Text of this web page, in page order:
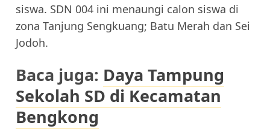
siswa. SDN 004 ini menaungi calon siswa di
zona Tanjung Sengkuang; Batu Merah dan Sei
Jodoh.
Baca juga: Daya Tampung
Sekolah SD di Kecamatan
Bengkong